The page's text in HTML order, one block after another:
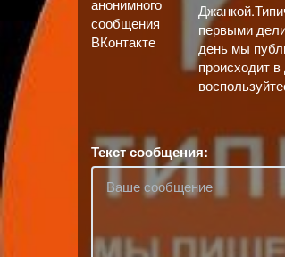
первыми
день мы
происходит
Текст сообщения: